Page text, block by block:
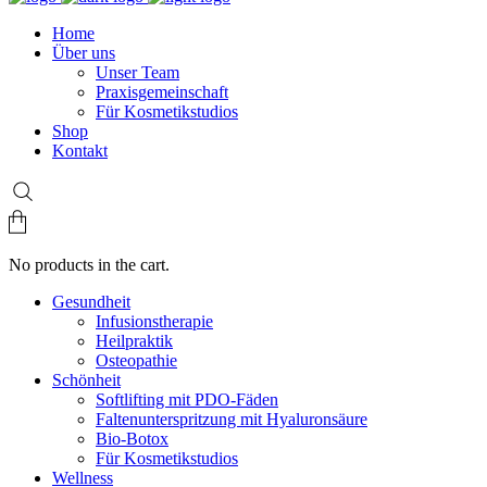
Home
Über uns
Unser Team
Praxisgemeinschaft
Für Kosmetikstudios
Shop
Kontakt
No products in the cart.
Gesundheit
Infusionstherapie
Heilpraktik
Osteopathie
Schönheit
Softlifting mit PDO-Fäden
Faltenunterspritzung mit Hyaluronsäure
Bio-Botox
Für Kosmetikstudios
Wellness